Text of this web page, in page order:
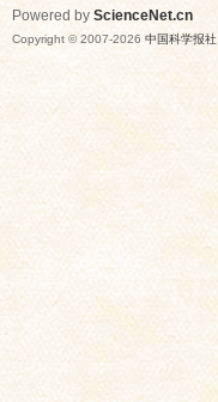
Powered by ScienceNet.cn
Copyright © 2007-2026 中国科学报社